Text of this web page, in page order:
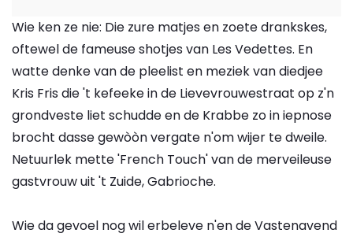
Wie ken ze nie: Die zure matjes en zoete drankskes,
oftewel de fameuse shotjes van Les Vedettes. En
watte denke van de pleelist en meziek van diedjee
Kris Fris die 't kefeeke in de Lievevrouwestraat op z'n
grondveste liet schudde en de Krabbe zo in iepnose
brocht dasse gewòòn vergate n'om wijer te dweile.
Netuurlek mette 'French Touch' van de merveileuse
gastvrouw uit 't Zuide, Gabrioche.
Wie da gevoel nog wil erbeleve n'en de Vastenavend